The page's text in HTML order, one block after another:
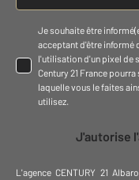
Je souhaite être
acceptant d'être informé
l'utilisation d'un pixel de
Century 21 France
laquelle vous le faites
utilisez.
L'agence CENTURY 21